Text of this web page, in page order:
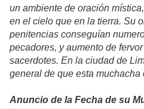
un ambiente de oración
en el cielo que en la tierra. Su
penitencias conseguían
pecadores, y aumento de
sacerdotes. En la ciudad de
general de que esta muchacha
Anuncio de la Fecha de su